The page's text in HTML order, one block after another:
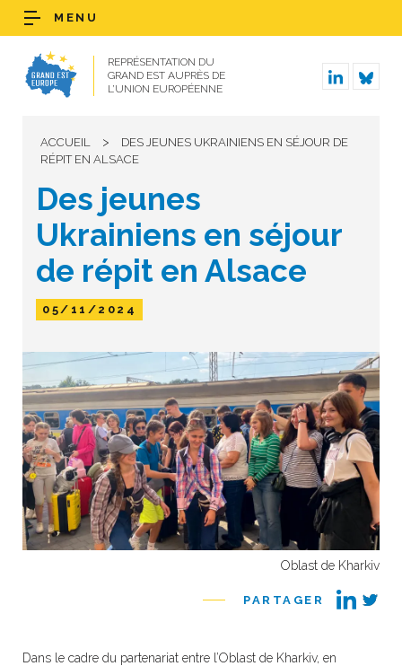
REPRÉSENTATION DU
GRAND EST AUPRÈS DE
L’UNION EUROPÉENNE
MENU
ACCUEIL >
DES JEUNES UKRAINIENS EN SÉJOUR DE
RÉPIT EN ALSACE
Des jeunes
Ukrainiens en séjour
de répit en Alsace
05/11/2024
Oblast de Kharkiv
PARTAGER
Dans le cadre du partenariat entre l’Oblast de Kharkiv, en